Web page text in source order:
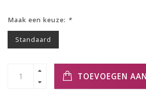
Maak een keuze: *
Standaard
TOEVOEGEN